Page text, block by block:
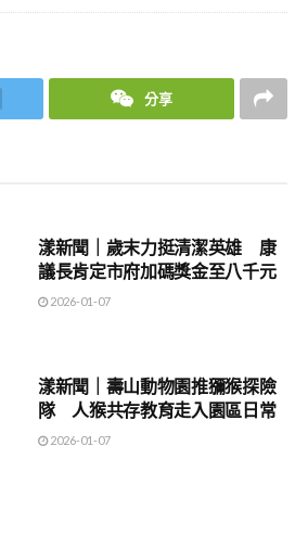
分享
漾新聞｜歲末力挺清潔英雄 康
議長肯定市府加碼獎金至八千元
2026-01-07
漾新聞｜壽山動物園推獼猴探險
隊 人猴共存教育走入園區日常
2026-01-07